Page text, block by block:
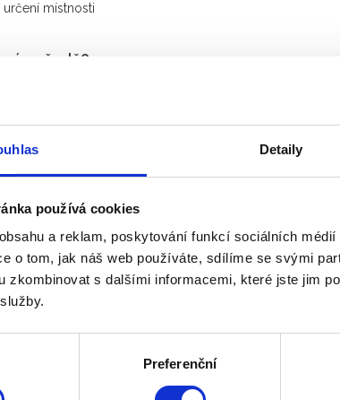
Detaily
používá cookies
a reklam, poskytování funkcí sociálních
o tom, jak náš web používáte, sdílíme se svými
zkombinovat s dalšími informacemi, které jste jim
Preferenční
místnosti
na řadě?
slunečního záření a využít ho ve prospěch
Bez něj strádá na duši i na těle. Proto se denní
příslušné normy a hygienické předpisy, jejich splnění
– Část 10: Základní požadavky
– Část 2: Denní osvětlení obytných budov
Část 3: Denní osvětlení škol
Část 4: Denní osvětlení průmyslových budov
prostor
prosím,